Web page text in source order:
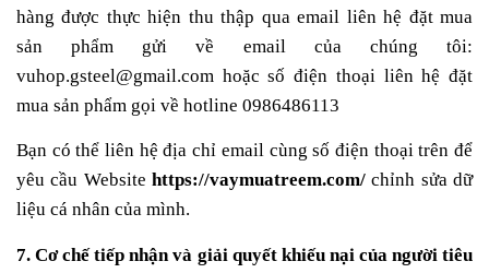
hàng được thực hiện thu thập qua email liên hệ đặt mua
sản phẩm gửi về email của chúng tôi:
vuhop.gsteel@gmail.com hoặc số điện thoại liên hệ đặt
mua sản phẩm gọi về hotline 0986486113
Bạn có thể liên hệ địa chỉ email cùng số điện thoại trên để
yêu cầu Website https://vaymuatreem.com/chỉnh sửa dữ
liệu cá nhân của mình.
7. Cơ chế tiếp nhận và giải quyết khiếu nại của người tiêu